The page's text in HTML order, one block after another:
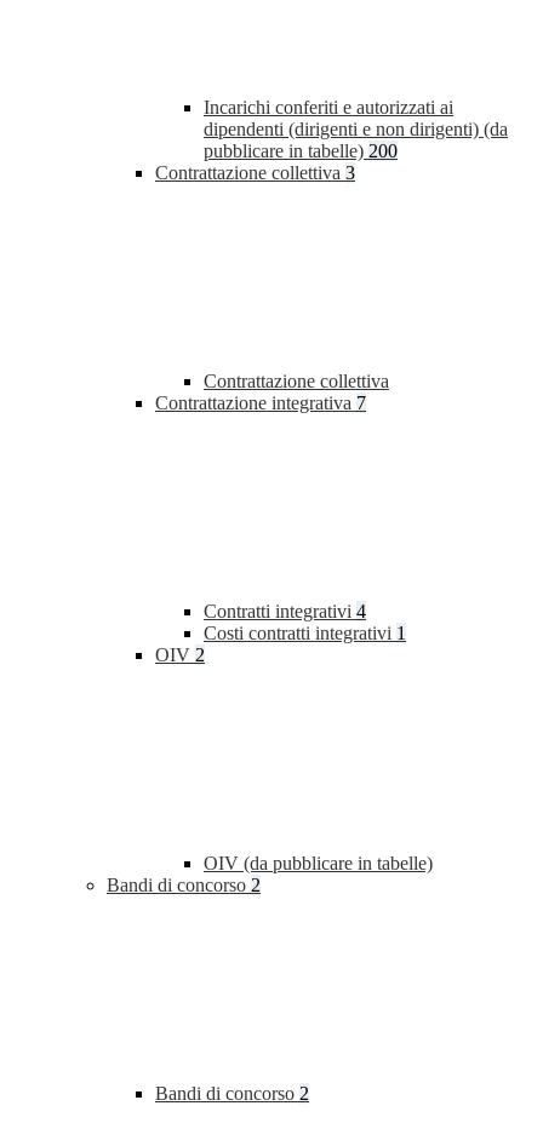
Incarichi conferiti e autorizzati ai
dipendenti (dirigenti e non dirigenti) (da
pubblicare in tabelle) 200
Contrattazione collettiva 3
Contrattazione collettiva
Contrattazione integrativa 7
Contratti integrativi 4
Costi contratti integrativi 1
OIV 2
OIV (da pubblicare in tabelle)
Bandi di concorso 2
Bandi di concorso 2